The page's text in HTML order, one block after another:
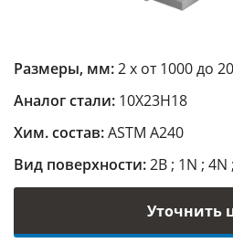
Размеры, мм:2 х от 1000 до
Аналог стали: 10Х23Н18
Хим. состав:ASTM A240
Вид поверхности:2B ; 1N ; 4N
Уточнить